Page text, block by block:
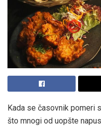
Kada se časovnik pomeri
što mnogi od uopšte